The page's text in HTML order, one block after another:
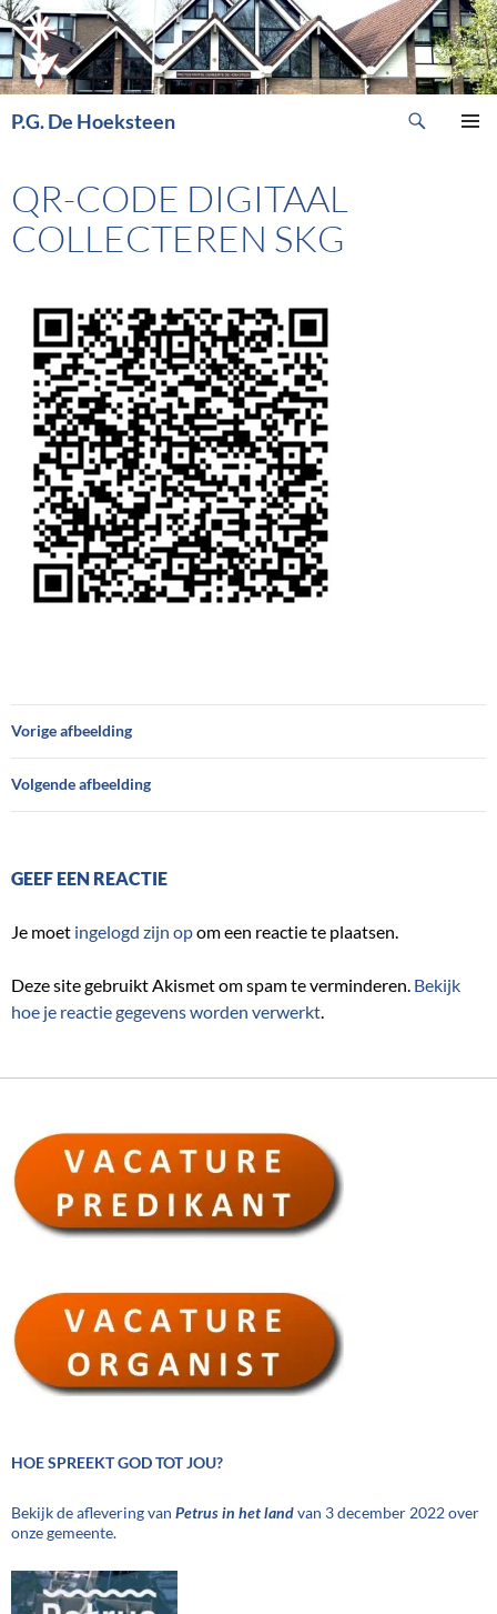
Ga
naar
de
inhoud
P.G. De Hoeksteen
QR-CODE DIGITAAL
COLLECTEREN SKG
Vorige afbeelding
Volgende afbeelding
GEEF EEN REACTIE
Je moet ingelogd zijn opom een reactie te plaatsen.
Deze site gebruikt Akismet om spam te verminderen. Bekijk
hoe je reactie gegevens worden verwerkt.
HOE SPREEKT GOD TOT JOU?
Bekijk de aflevering van Petrus in het landvan 3 december 2022 over
onze gemeente.